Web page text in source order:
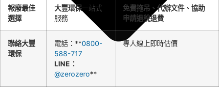
報廢最佳
選擇
大豐環保一站式
服務
免費拖吊、代辦文件、協助
申請退稅退費
聯絡大豐
環保
電話：**0800-
588-717
LINE：
@zerozero**
專人線上即時估價